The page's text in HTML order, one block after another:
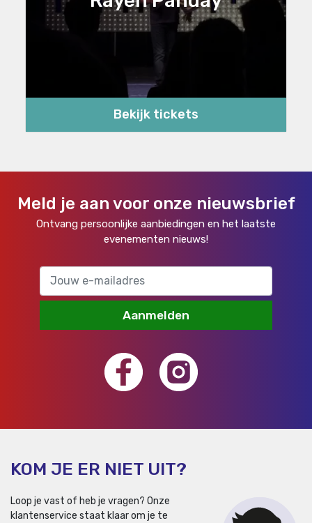
Bekijk tickets
Meld je aan voor onze nieuwsbrief
Ontvang persoonlijke aanbiedingen en het laatste
evenementen nieuws!
Aanmelden
KOM JE ER NIET UIT?
Loop je vast of heb je vragen? Onze
klantenservice staat klaar om je te